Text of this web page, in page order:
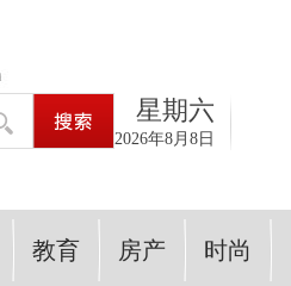
星期六
2026年8月8日
教育 房产 时尚